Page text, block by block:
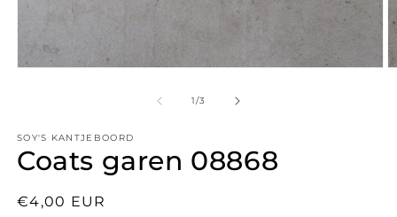
1/van
3
SOY'S KANTJEBOORD
Coats garen 08868
Normale prijs
€4,00 EUR